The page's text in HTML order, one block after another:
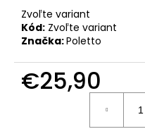
Zvoľte variant
Kód: Zvoľte variant
Značka:Poletto
€25,90
O
d
p
o